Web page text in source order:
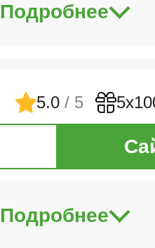
Подробнее
5.0 / 5
Подробнее